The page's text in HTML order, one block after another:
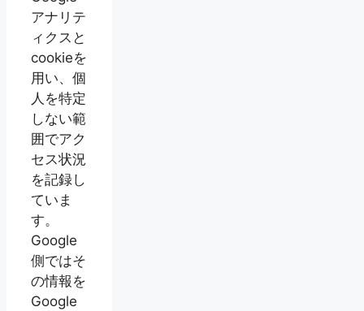
アナリテ
ィクスと
cookieを
用い、個
人を特定
しない範
囲でアク
セス状況
を記録し
ていま
す。
Google
側ではそ
の情報を
Google